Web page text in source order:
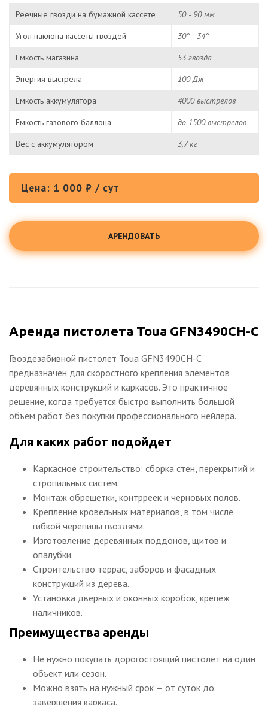
Реечные гвозди на бумажной кассете
50 - 90 мм
Угол наклона кассеты гвоздей
30° - 34°
Емкость магазина
53 гвоздя
Энергия выстрела
100 Дж
Емкость аккумулятора
4000 выстрелов
Емкость газового баллона
до 1500 выстрелов
Вес с аккумулятором
3,7 кг
Цена: 1 000 ₽ / сут
АРЕНДОВАТЬ
Аренда пистолета Toua GFN3490CH-C
Гвоздезабивной пистолет Toua GFN3490CH-C
предназначен для скоростного крепления элементов
деревянных конструкций и каркасов. Это практичное
решение, когда требуется быстро выполнить большой
объем работ без покупки профессионального нейлера.
Для каких работ подойдет
Каркасное строительство: сборка стен, перекрытий и
стропильных систем.
Монтаж обрешетки, контрреек и черновых полов.
Крепление кровельных материалов, в том числе
гибкой черепицы гвоздями.
Изготовление деревянных поддонов, щитов и
опалубки.
Строительство террас, заборов и фасадных
конструкций из дерева.
Установка дверных и оконных коробок, крепеж
наличников.
Преимущества аренды
Не нужно покупать дорогостоящий пистолет на один
объект или сезон.
Можно взять на нужный срок — от суток до
завершения каркаса.